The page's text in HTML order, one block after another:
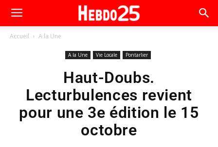
Accueil A la Une
A la Une Vie Locale Pontarlier
Haut-Doubs.
Lecturbulences revient
pour une 3e édition le 15
octobre